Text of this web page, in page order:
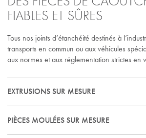
FIABLES ET SÛRES
Tous nos joints d’étanchéité destinés à
transports en commun ou aux véhicules
aux normes et aux réglementation strictes en
EXTRUSIONS SUR MESURE
PIÈCES MOULÉES SUR MESURE